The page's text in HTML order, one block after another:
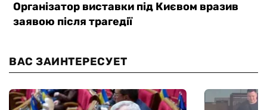
ВАС ЗАИНТЕРЕСУЕТ